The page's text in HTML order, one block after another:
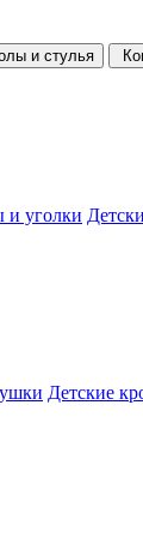
и стулья
и уголки
Детские